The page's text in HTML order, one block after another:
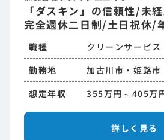
「ダスキン」の信頼性/未
完全週休二日制/土日祝休/
職種
クリーンサービス
勤務地
加古川市・姫路市
想定年収
355万円～405万
詳しく見る